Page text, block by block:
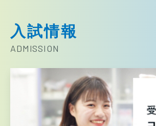
入試情報
ADMISSION